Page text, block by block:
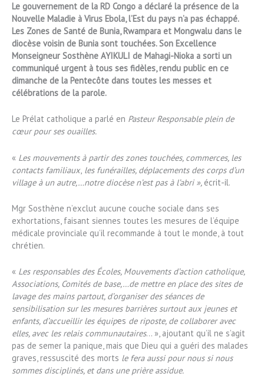
Le gouvernement de la RD Congo a déclaré la présence de la
Nouvelle Maladie à Virus Ebola, l’Est du pays n’a pas échappé.
Les Zones de Santé de Bunia, Rwampara et Mongwalu dans le
diocèse voisin de Bunia sont touchées. Son Excellence
Monseigneur Sosthène AYIKULI de Mahagi-Nioka a sorti un
communiqué urgent à tous ses fidèles, rendu public en ce
dimanche de la Pentecôte dans toutes les messes et
célébrations de la parole.
Le Prélat catholique a parlé en Pasteur Responsable plein de
cœur pour ses ouailles.
« Les mouvements à partir des zones touchées, commerces, les
contacts familiaux les funérailles, déplacements des corps d’un
village à un autre,…notre diocèse n’est pas à l’abri », écrit-il.
Mgr Sosthène n’exclut aucune couche sociale dans ses
exhortations, faisant siennes toutes les mesures de l’équipe
médicale provinciale qu’il recommande à tout le monde, à tout
chrétien.
« Les responsables des Écoles, Mouvements d’action catholique,
Associations, Comités de base,…de mettre en place des sites de
lavage des mains partout, d’organiser des séances de
sensibilisation sur les mesures barrières surtout aux jeunes et
enfants, d’accueillir les équipes de riposte, de collaborer avec
elles, avec les relais communautaires… », ajoutant qu’il ne s’agit
pas de semer la panique, mais que Dieu qui a guéri des malades
graves, ressuscité des morts le fera aussi pour nous si nous
sommes disciplinés, et dans une prière assidue.